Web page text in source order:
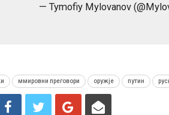
— Tymofiy Mylovanov
ммировни преговори оружје путин